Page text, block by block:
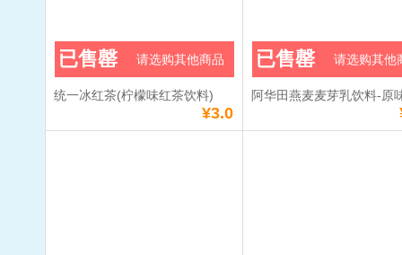
统一冰红茶(柠檬味红茶饮料)
¥3.0
已售罄 请选购其他商品
阿华田燕麦麦芽乳饮料-原
已售罄 请选购其他